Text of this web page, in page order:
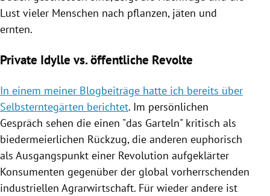
Lust vieler Menschen nach pflanzen, jäten und
ernten.
Private Idylle vs. öffentliche Revolte
In einem meiner Blogbeiträge hatte ich bereits über
Selbsterntegärten berichtet. Im persönlichen
Gespräch sehen die einen "das Garteln" kritisch als
biedermeierlichen Rückzug, die anderen euphorisch
als Ausgangspunkt einer Revolution aufgeklärter
Konsumenten gegenüber der global vorherrschenden
industriellen Agrarwirtschaft. Für wieder andere ist